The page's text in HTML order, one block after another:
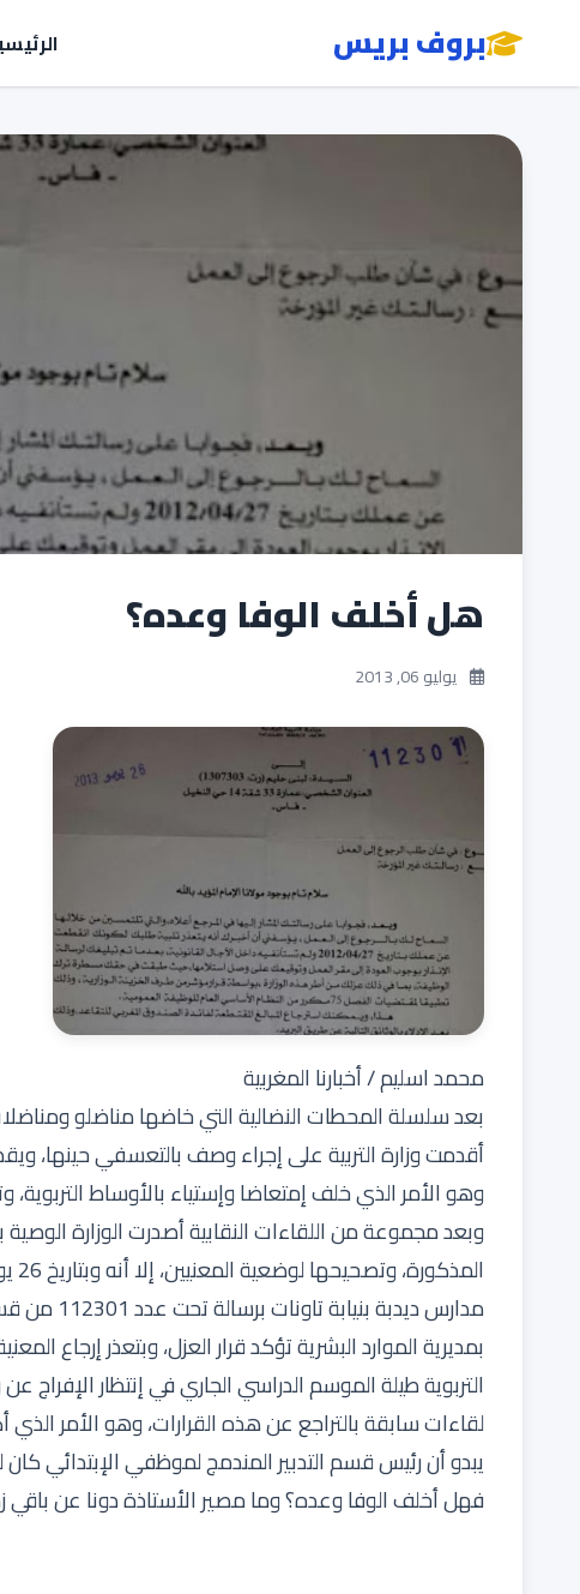
بروف بريس
هل أخلف الوفا وعده؟
يوليو 06, 2013
محمد اسليم / أخبارنا المغربية
أقدمت وزارة التربية على إجراء وصف بالتعسفي حينها،
وهو الأمر الذي خلف إمتعاضا وإستياء بالأوساط
وبعد مجموعة من اللقاءات النقابية أصدرت الوزارة
مدارس
بمديرية الموارد البشرية تؤكد قرار العزل، وبتعذر إرجاع
التربوية طيلة الموسم الدراسي الجاري في إنتظار
لقاءات سابقة بالتراجع عن هذه القرارات، وهو الأمر
يبدو أن رئيس قسم التدبير المندمج لموظفي الإبتدائي كان
فهل أخلف الوفا وعده؟ وما مصير الأستاذة دونا عن باقي